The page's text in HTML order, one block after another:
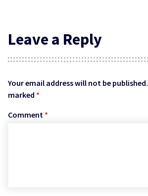
Leave a Reply
Your email address will not be published.
marked *
Comment *